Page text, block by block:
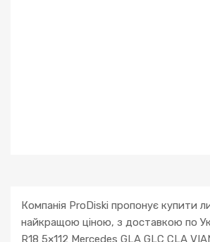
Компанія ProDiski пропонує купити
найкращою ціною, з доставкою по
R18 5×112 Mercedes GLA GLC CLA